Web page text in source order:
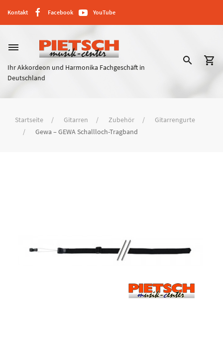
Kontakt Facebook YouTube
dehaze
Ihr Akkordeon und Harmonika Fachgeschäft in
Deutschland
search shopping_cart
Startseite Gitarren Zubehör
Gitarrengurte
Gewa – GEWA Schallloch-Tragband